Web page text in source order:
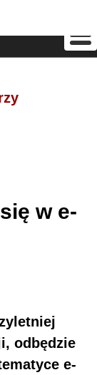
w e-
odbędzie
e-